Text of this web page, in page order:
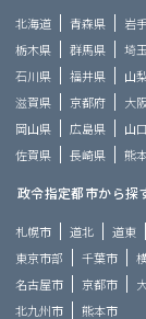
北海道 青森県 岩
栃木県
群馬県 埼
石川県
福井県 山
滋賀県
京都府 大
岡山県
広島県 山
佐賀県
長崎県 熊
政令指定都市から探
札幌市 道北 道東
東京市部
千葉市
名古屋市
京都市
北九州市
熊本市